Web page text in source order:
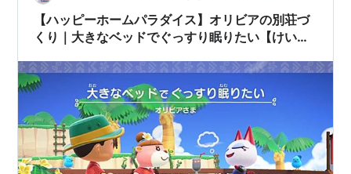
内に配置） ピアノのまるい…
【ハッピーホームパラダイス】オリビアの別荘づ
くり｜大きなベッドでぐっすり眠りたい【けいの